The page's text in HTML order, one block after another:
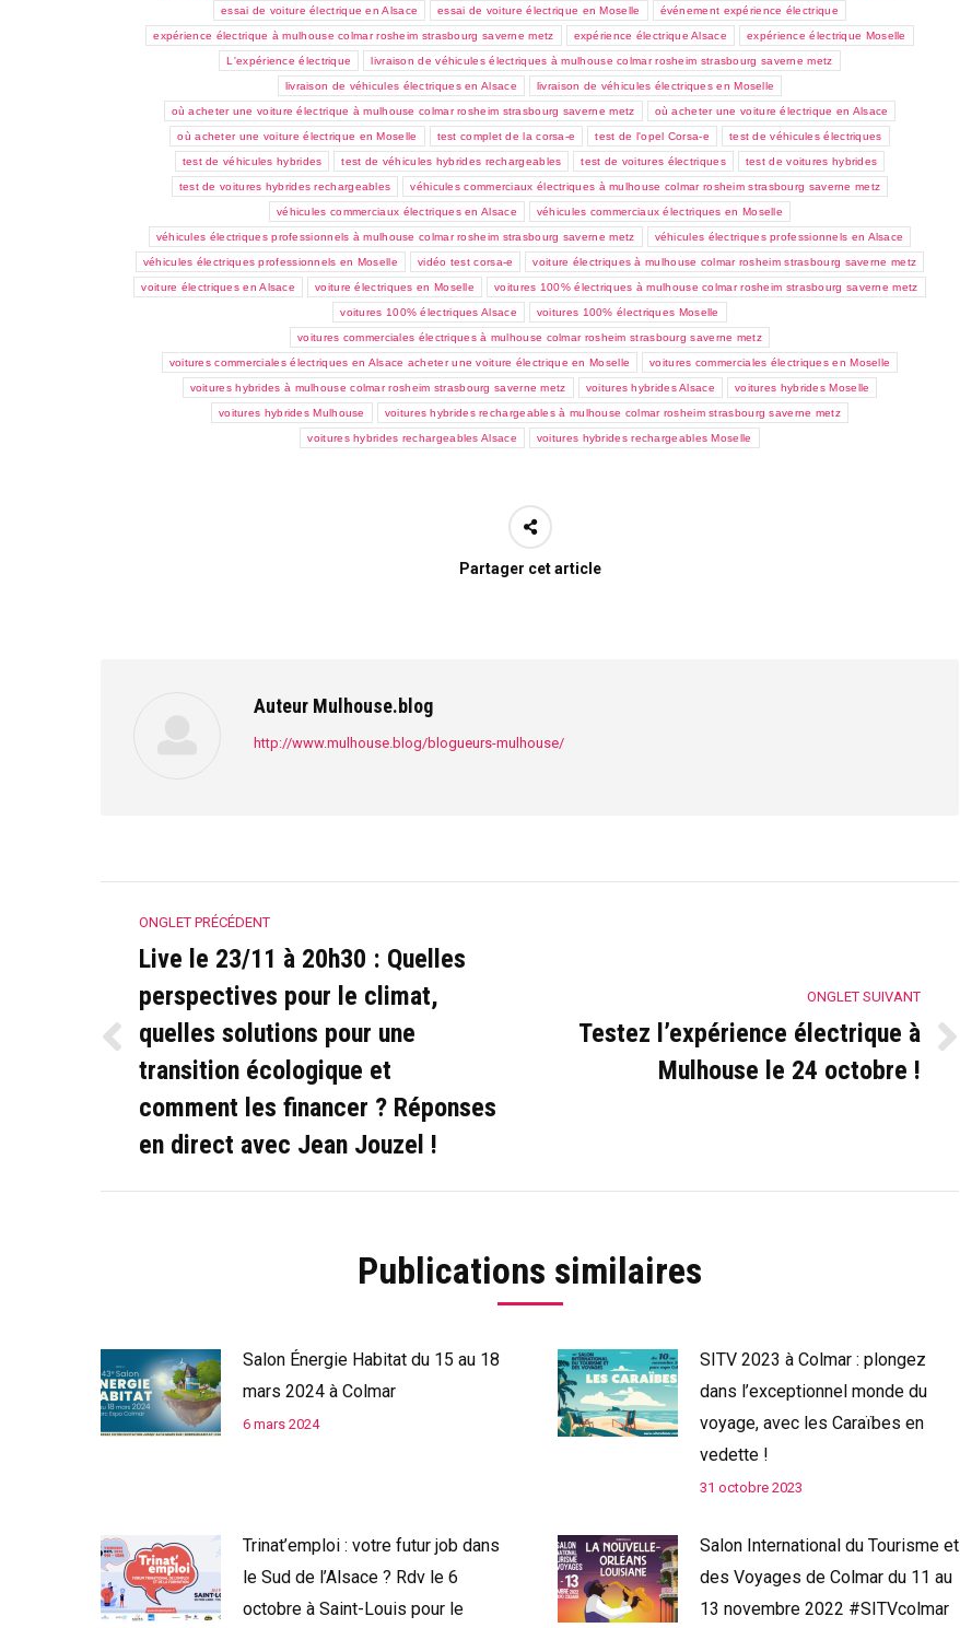
essai de voiture électrique en Alsace essai de voiture électrique en Moselle événement expérience électrique
expérience électrique à mulhouse colmar rosheim strasbourg saverne metz expérience électrique Alsace expérience électrique Moselle
L'expérience électrique livraison de véhicules électriques à mulhouse colmar rosheim strasbourg saverne metz
livraison de véhicules électriques en Alsace livraison de véhicules électriques en Moselle
où acheter une voiture électrique à mulhouse colmar rosheim strasbourg saverne metz où acheter une voiture électrique en Alsace
où acheter une voiture électrique en Moselle test complet de la corsa-e test de l'opel Corsa-e test de véhicules électriques
test de véhicules hybrides test de véhicules hybrides rechargeables test de voitures électriques test de voitures hybrides
test de voitures hybrides rechargeables véhicules commerciaux électriques à mulhouse colmar rosheim strasbourg saverne metz
véhicules commerciaux électriques en Alsace véhicules commerciaux électriques en Moselle
véhicules électriques professionnels à mulhouse colmar rosheim strasbourg saverne metz véhicules électriques professionnels en Alsace
véhicules électriques professionnels en Moselle vidéo test corsa-e voiture électriques à mulhouse colmar rosheim strasbourg saverne metz
voiture électriques en Alsace voiture électriques en Moselle voitures 100% électriques à mulhouse colmar rosheim strasbourg saverne metz
voitures 100% électriques Alsace voitures 100% électriques Moselle
voitures commerciales électriques à mulhouse colmar rosheim strasbourg saverne metz
voitures commerciales électriques en Alsace acheter une voiture électrique en Moselle voitures commerciales électriques en Moselle
voitures hybrides à mulhouse colmar rosheim strasbourg saverne metz voitures hybrides Alsace voitures hybrides Moselle
voitures hybrides Mulhouse voitures hybrides rechargeables à mulhouse colmar rosheim strasbourg saverne metz
voitures hybrides rechargeables Alsace voitures hybrides rechargeables Moselle
Partager cet article
Auteur Mulhouse.blog
http://www.mulhouse.blog/blogueurs-mulhouse/
Navigation
commentaire
ONGLET PRÉCÉDENT
Onglet
précédent
Live le 23/11 à 20h30 : Quelles
perspectives pour le climat,
quelles solutions pour une
transition écologique et
comment les financer ? Réponses
en direct avec Jean Jouzel !
ONGLET SUIVANT
Testez l’expérience électrique à
Mulhouse le 24 octobre !
Publications similaires
Salon Énergie Habitat du 15 au 18
mars 2024 à Colmar
6 mars 2024
SITV 2023 à Colmar : plongez
dans l’exceptionnel monde du
voyage, avec les Caraïbes en
vedette !
31 octobre 2023
Trinat’emploi : votre futur job dans
le Sud de l’Alsace ? Rdv le 6
octobre à Saint-Louis pour le
Salon International du Tourisme et
des Voyages de Colmar du 11 au
13 novembre 2022 #SITVcolmar